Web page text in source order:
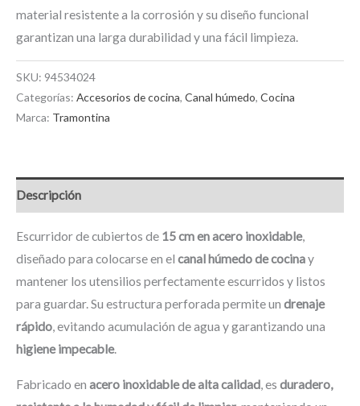
material resistente a la corrosión y su diseño funcional
garantizan una larga durabilidad y una fácil limpieza.
SKU: 94534024
Categorías: Accesorios de cocina, Canal húmedo, Cocina
Marca: Tramontina
Descripción
Escurridor de cubiertos de 15 cm en acero inoxidable,
diseñado para colocarse en el canal húmedo de cocinay
mantener los utensilios perfectamente escurridos y listos
para guardar. Su estructura perforada permite un drenaje
rápido, evitando acumulación de agua y garantizando una
higiene impecable.
Fabricado en acero inoxidable de alta calidad, es duradero,